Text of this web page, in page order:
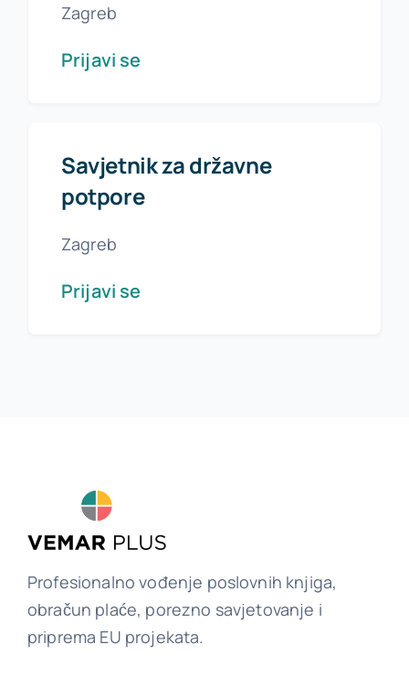
Zagreb
Prijavi se
Savjetnik za državne
potpore
Zagreb
Prijavi se
Profesionalno vođenje poslovnih knjiga,
obračun plaće, porezno savjetovanje i
priprema EU projekata.